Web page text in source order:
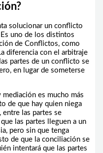
solucionar un conflicto
uno de los distintos
de Conflictos, como
diferencia con el arbitraje
partes de un conflicto se
en lugar de someterse
es mucho más
de que hay quien niega
entre las partes se
las partes lleguen a un
pero sin que tenga
de que la conciliación se
intentará que las partes